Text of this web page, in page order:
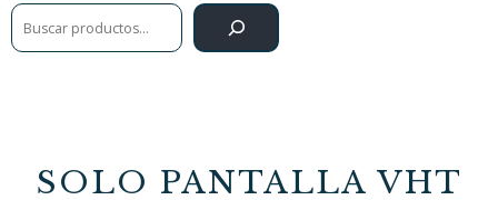
Buscar
SOLO PANTALLA VHT